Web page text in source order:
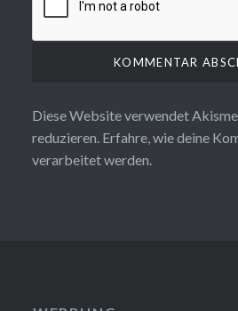
Diese Website verwendet
reduzieren. Erfahre, wie deine
verarbeitet werden.